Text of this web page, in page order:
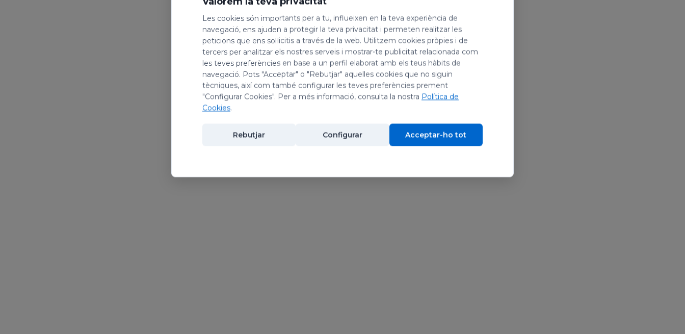
Les cookies són importants per a tu, influeixen en la teva experiència de
navegació, ens ajuden a protegir la teva privacitat i permeten realitzar les
peticions que ens sol·licitis a través de la web. Utilitzem cookies pròpies i de
tercers per analitzar els nostres serveis i mostrar-te publicitat relacionada com
les teves preferències en base a un perfil elaborat amb els teus hàbits de
navegació. Pots "Acceptar" o "Rebutjar" aquelles cookies que no siguin
tècniques, així com també configurar les teves preferències prement
"Configurar Cookies". Per a més informació, consulta la nostra Política de
Cookies.
Rebutjar Configurar Acceptar-ho tot